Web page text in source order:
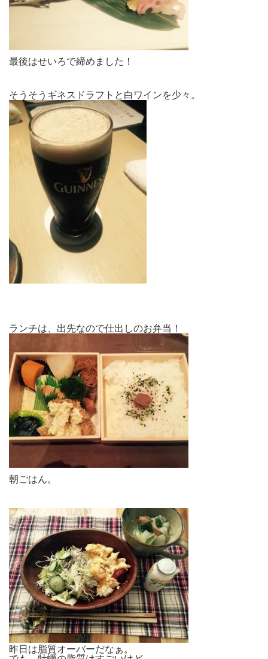
最後はせいろで締めました！
そうそうギネスドラフトと白ワインを少々。
ランチは、出先なので仕出しのお弁当！
朝ごはん。
昨日は脂質オーバーだなぁ。